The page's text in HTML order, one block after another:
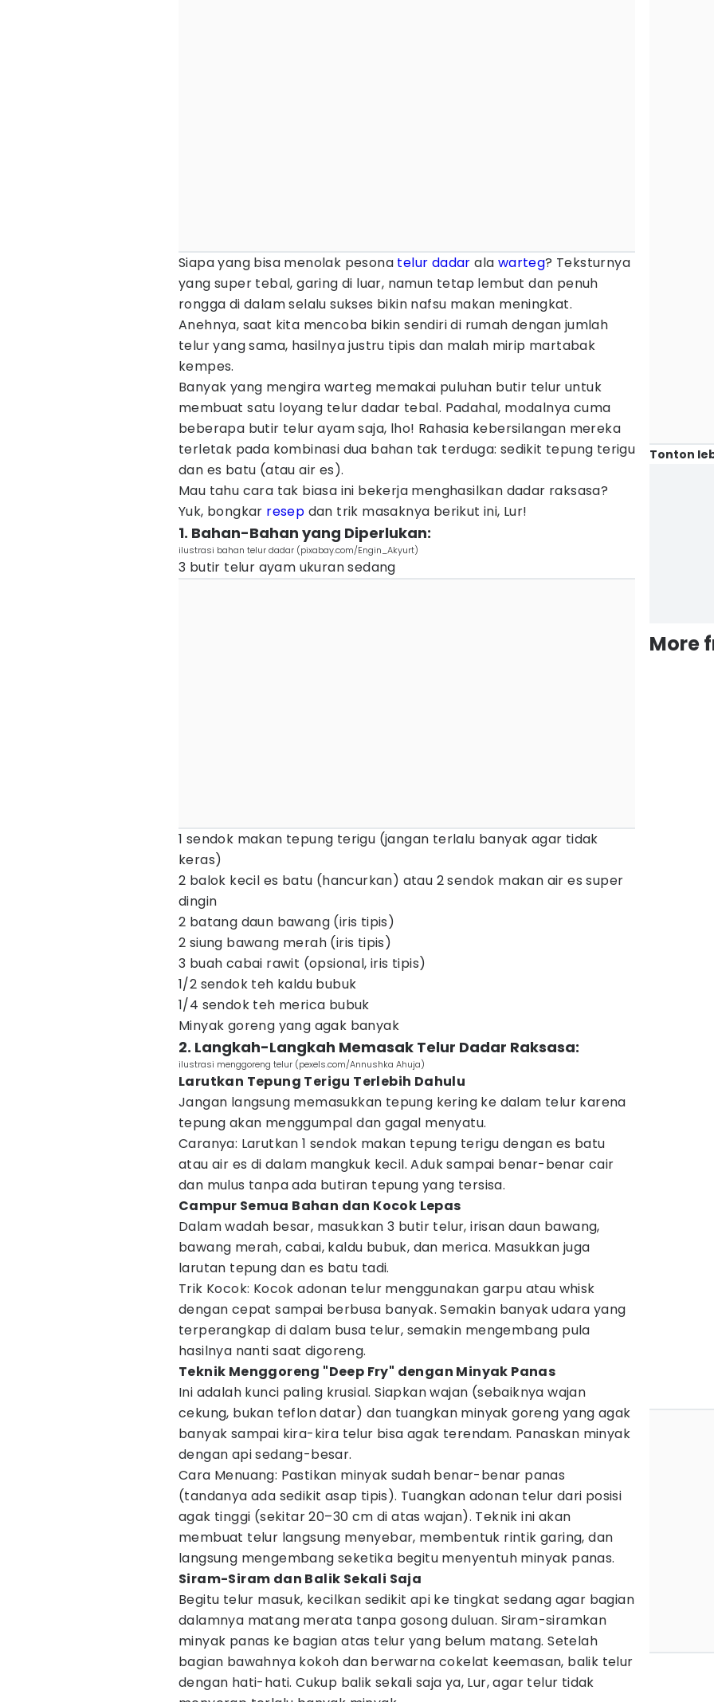
Siapa yang bisa menolak pesona telur dadar ala warteg? Teksturnya
yang super tebal, garing di luar, namun tetap lembut dan penuh
rongga di dalam selalu sukses bikin nafsu makan meningkat.
Anehnya, saat kita mencoba bikin sendiri di rumah dengan jumlah
telur yang sama, hasilnya justru tipis dan malah mirip martabak
kempes.
Banyak yang mengira warteg memakai puluhan butir telur untuk
membuat satu loyang telur dadar tebal. Padahal, modalnya cuma
beberapa butir telur ayam saja, lho! Rahasia kebersilangan mereka
terletak pada kombinasi dua bahan tak terduga: sedikit tepung terigu
dan es batu (atau air es).
Mau tahu cara tak biasa ini bekerja menghasilkan dadar raksasa?
Yuk, bongkar resep dan trik masaknya berikut ini, Lur!
1. Bahan-Bahan yang Diperlukan:
ilustrasi bahan telur dadar (pixabay.com/Engin_Akyurt)
3 butir telur ayam ukuran sedang
1 sendok makan tepung terigu (jangan terlalu banyak agar tidak
keras)
2 balok kecil es batu (hancurkan) atau 2 sendok makan air es super
dingin
2 batang daun bawang (iris tipis)
2 siung bawang merah (iris tipis)
3 buah cabai rawit (opsional, iris tipis)
1/2 sendok teh kaldu bubuk
1/4 sendok teh merica bubuk
Minyak goreng yang agak banyak
2. Langkah-Langkah Memasak Telur Dadar Raksasa:
ilustrasi menggoreng telur (pexels.com/Annushka Ahuja)
Larutkan Tepung Terigu Terlebih Dahulu
Jangan langsung memasukkan tepung kering ke dalam telur karena
tepung akan menggumpal dan gagal menyatu.
Caranya: Larutkan 1 sendok makan tepung terigu dengan es batu
atau air es di dalam mangkuk kecil. Aduk sampai benar-benar cair
dan mulus tanpa ada butiran tepung yang tersisa.
Campur Semua Bahan dan Kocok Lepas
Dalam wadah besar, masukkan 3 butir telur, irisan daun bawang,
bawang merah, cabai, kaldu bubuk, dan merica. Masukkan juga
larutan tepung dan es batu tadi.
Trik Kocok: Kocok adonan telur menggunakan garpu atau whisk
dengan cepat sampai berbusa banyak. Semakin banyak udara yang
terperangkap di dalam busa telur, semakin mengembang pula
hasilnya nanti saat digoreng.
Teknik Menggoreng "Deep Fry" dengan Minyak Panas
Ini adalah kunci paling krusial. Siapkan wajan (sebaiknya wajan
cekung, bukan teflon datar) dan tuangkan minyak goreng yang agak
banyak sampai kira-kira telur bisa agak terendam. Panaskan minyak
dengan api sedang-besar.
Cara Menuang: Pastikan minyak sudah benar-benar panas
(tandanya ada sedikit asap tipis). Tuangkan adonan telur dari posisi
agak tinggi (sekitar 20–30 cm di atas wajan). Teknik ini akan
membuat telur langsung menyebar, membentuk rintik garing, dan
langsung mengembang seketika begitu menyentuh minyak panas.
Siram-Siram dan Balik Sekali Saja
Begitu telur masuk, kecilkan sedikit api ke tingkat sedang agar bagian
dalamnya matang merata tanpa gosong duluan. Siram-siramkan
minyak panas ke bagian atas telur yang belum matang. Setelah
bagian bawahnya kokoh dan berwarna cokelat keemasan, balik telur
dengan hati-hati. Cukup balik sekali saja ya, Lur, agar telur tidak
Tonton
More